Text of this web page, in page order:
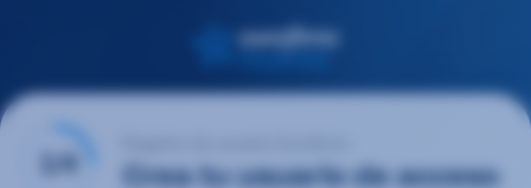
1/4 Crea tu usuario de acceso